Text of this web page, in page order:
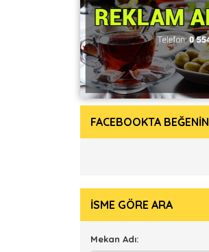
FACEBOOKTA BEĞENİN
İSME GÖRE ARA
Mekan Adı: